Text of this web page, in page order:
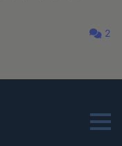
2
Menu